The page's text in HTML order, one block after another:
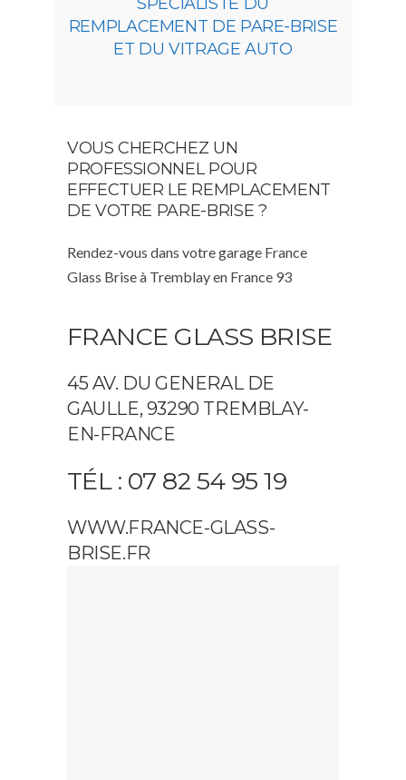
REMPLACEMENT DE PARE-BRISE
ET DU VITRAGE AUTO
VOUS CHERCHEZ UN
PROFESSIONNEL POUR
EFFECTUER LE REMPLACEMENT
DE VOTRE PARE-BRISE ?
Rendez-vous dans votre garage France
Glass Brise à Tremblay en France 93
FRANCE GLASS BRISE
45 AV. DU GENERAL DE
GAULLE, 93290 TREMBLAY-
EN-FRANCE
TÉL : 07 82 54 95 19
WWW.FRANCE-GLASS-
BRISE.FR